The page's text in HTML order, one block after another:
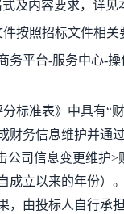
及内容要求，详
件按照招标文件相
务平台-服务中心-
标准表》中具有“
财务信息维护并通
公司信息变更维护
成立以来的年份）
由投标人自行承